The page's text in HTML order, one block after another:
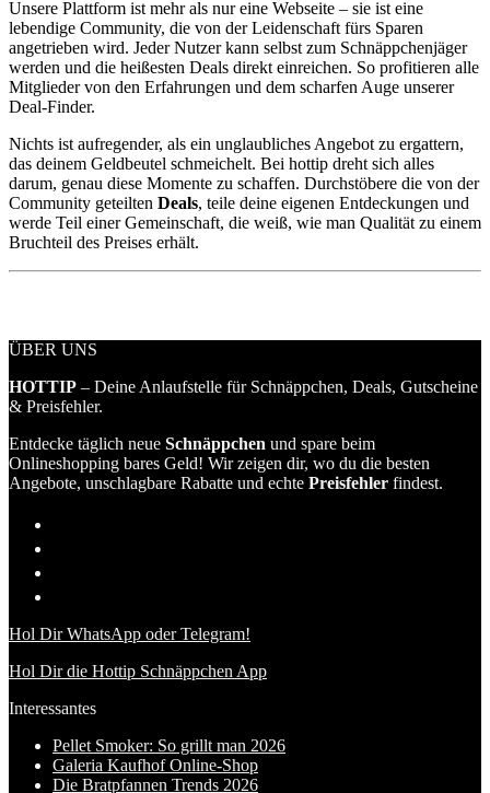
Unsere Plattform ist mehr als nur eine Webseite – sie ist eine
lebendige Community, die von der Leidenschaft fürs Sparen
angetrieben wird. Jeder Nutzer kann selbst zum Schnäppchenjäger
werden und die heißesten Deals direkt einreichen. So profitieren alle
Mitglieder von den Erfahrungen und dem scharfen Auge unserer
Deal-Finder.
Nichts ist aufregender, als ein unglaubliches Angebot zu ergattern,
das deinem Geldbeutel schmeichelt. Bei hottip dreht sich alles
darum, genau diese Momente zu schaffen. Durchstöbere die von der
Community geteilten Deals, teile deine eigenen Entdeckungen und
werde Teil einer Gemeinschaft, die weiß, wie man Qualität zu einem
Bruchteil des Preises erhält.
ÜBER UNS
HOTTIP – Deine Anlaufstelle für Schnäppchen, Deals, Gutscheine
& Preisfehler.
Entdecke täglich neue Schnäppchen und spare beim
Onlineshopping bares Geld! Wir zeigen dir, wo du die besten
Angebote, unschlagbare Rabatte und echte Preisfehler findest.
Hol Dir WhatsApp oder Telegram!
Hol Dir die Hottip Schnäppchen App
Interessantes
Pellet Smoker: So grillt man 2026
Galeria Kaufhof Online-Shop
Die Bratpfannen Trends 2026